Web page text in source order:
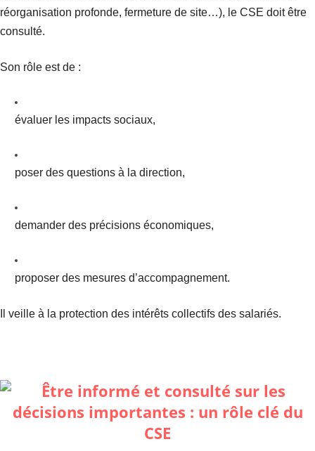
réorganisation profonde, fermeture de site…), le CSE doit être
consulté.
Son rôle est de :
évaluer les impacts sociaux,
poser des questions à la direction,
demander des précisions économiques,
proposer des mesures d’accompagnement.
Il veille à la protection des intérêts collectifs des salariés.